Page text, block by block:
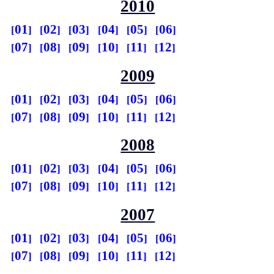
2010
01 02 03 04 05
06
07
08 09 10 11 12
2009
01 02 03 04 05
06
07
08 09 10 11 12
2008
01 02 03 04 05
06
07
08 09 10 11 12
2007
01 02 03 04 05
06
07
08 09 10 11 12